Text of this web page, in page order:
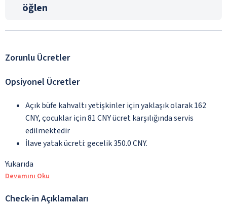
öğlen
Zorunlu Ücretler
Opsiyonel Ücretler
Açık büfe kahvaltı yetişkinler için yaklaşık olarak 162
CNY, çocuklar için 81 CNY ücret karşılığında servis
edilmektedir
İlave yatak ücreti: gecelik 350.0 CNY.
Yukarıda
Devamını Oku
Check-in Açıklamaları